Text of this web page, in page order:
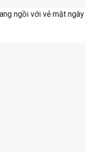
ngồi với vẻ mặt ngây